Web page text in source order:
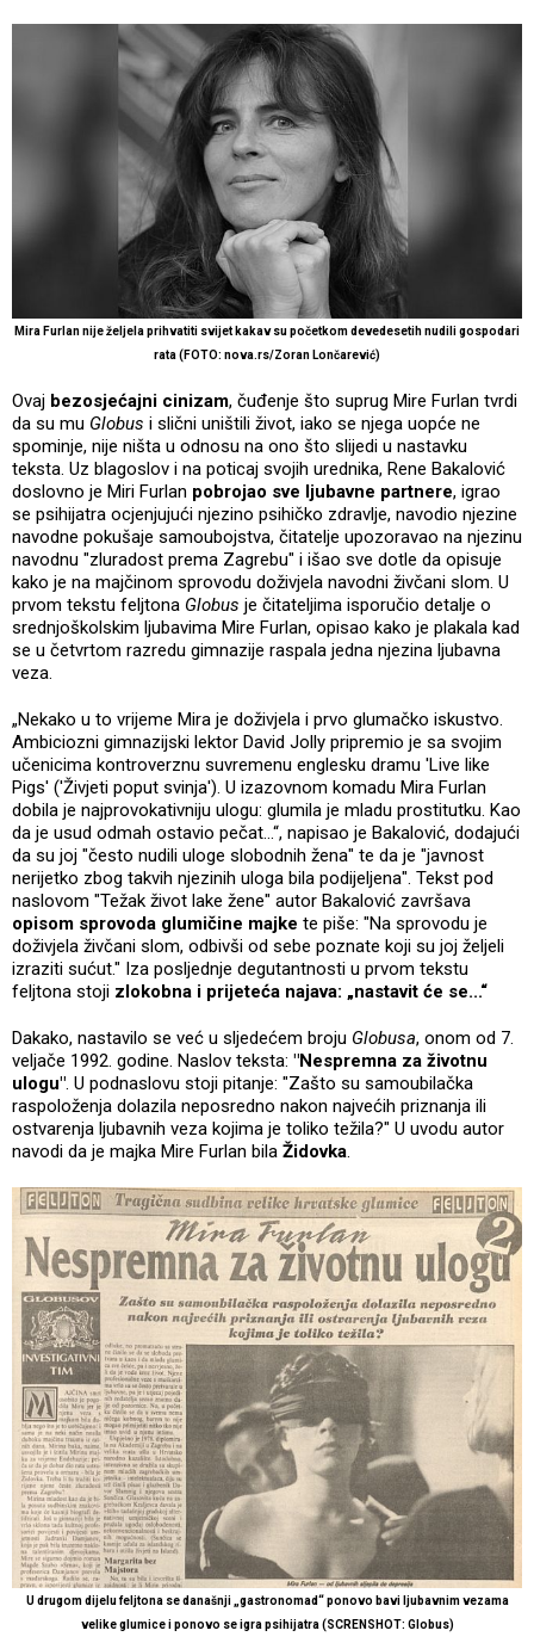
Mira Furlan nije željela prihvatiti svijet kakav su početkom devedesetih nudili gospodari
rata (FOTO: nova.rs/Zoran Lončarević)
Ovaj bezosjećajni cinizam, čuđenje što suprug Mire Furlan tvrdi
da su mu Globus i slični uništili život, iako se njega uopće ne
spominje, nije ništa u odnosu na ono što slijedi u nastavku
teksta. Uz blagoslov i na poticaj svojih urednika, Rene Bakalović
doslovno je Miri Furlan pobrojao sve ljubavne partnere, igrao
se psihijatra ocjenjujući njezino psihičko zdravlje, navodio njezine
navodne pokušaje samoubojstva, čitatelje upozoravao na njezinu
navodnu "zluradost prema Zagrebu" i išao sve dotle da opisuje
kako je na majčinom sprovodu doživjela navodni živčani slom. U
prvom tekstu feljtona Globus je čitateljima isporučio detalje o
srednjoškolskim ljubavima Mire Furlan, opisao kako je plakala kad
se u četvrtom razredu gimnazije raspala jedna njezina ljubavna
veza.
„Nekako u to vrijeme Mira je doživjela i prvo glumačko iskustvo.
Ambiciozni gimnazijski lektor David Jolly pripremio je sa svojim
učenicima kontroverznu suvremenu englesku dramu 'Live like
Pigs' ('Živjeti poput svinja'). U izazovnom komadu Mira Furlan
dobila je najprovokativniju ulogu: glumila je mladu prostitutku. Kao
da je usud odmah ostavio pečat...“, napisao je Bakalović, dodajući
da su joj "često nudili uloge slobodnih žena" te da je "javnost
nerijetko zbog takvih njezinih uloga bila podijeljena". Tekst pod
naslovom "Težak život lake žene" autor Bakalović završava
opisom sprovoda glumičine majke te piše: "Na sprovodu je
doživjela živčani slom, odbivši od sebe poznate koji su joj željeli
izraziti sućut." Iza posljednje degutantnosti u prvom tekstu
feljtona stoji zlokobna i prijeteća najava: „nastavit će se...“
Dakako, nastavilo se već u sljedećem broju Globusa, onom od 7.
veljače 1992. godine. Naslov teksta: "Nespremna za životnu
ulogu". U podnaslovu stoji pitanje: "Zašto su samoubilačka
raspoloženja dolazila neposredno nakon najvećih priznanja ili
ostvarenja ljubavnih veza kojima je toliko težila?" U uvodu autor
navodi da je majka Mire Furlan bila Židovka.
U drugom dijelu feljtona se današnji „gastronomad“ ponovo bavi ljubavnim vezama
velike glumice i ponovo se igra psihijatra (SCRENSHOT: Globus)